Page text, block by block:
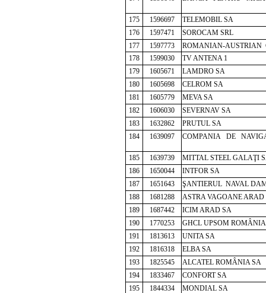
175 1596697
TELEMOBIL SA
176
1597471
SOROCAM SRL
177
1597773
ROMANIAN-AUSTRIAN
178
1599030
TV ANTENA 1
179
1605671
LAMDRO SA
180
1605698
CELROM SA
181
1605779
MEVA SA
182
1606030
SEVERNAV SA
183
1632862
PRUTUL SA
184
1639097 COMPANIA DE
185 1639739
MITTAL STEEL GALAŢI
186
1650044
INTFOR SA
187
1651643
ŞANTIERUL NAVAL
188
1681288
ASTRA VAGOANE ARAD
189
1687442
ICIM ARAD SA
190
1770253
GHCL UPSOM
191
1813613
UNITA SA
192
1816318
ELBA SA
193
1825545
ALCATEL ROMÂNIA SA
194
1833467
CONFORT SA
195
1844334
MONDIAL SA